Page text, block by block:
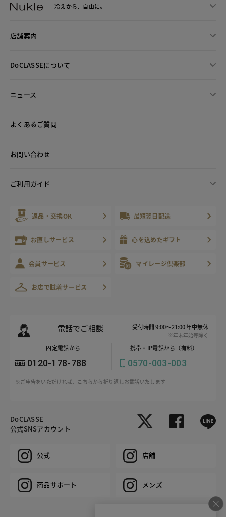
冷えから、 自由に。
店舗案内
DoCLASSEについて
ニュース
よくあるご質問
お問い合わせ
ご利用ガイド
返品・交換OK 最短翌日配送
お直しサービス 心を込めたギフト
会員サービス マイレージ倶楽部
お店で試着サービス
電話でご相談 受付時間 9:00～21:00 年中無休
※年末年始等除く
固定電話から
0120-178-788
携帯・IP電話から（有料）
0570-003-003
※ご申告をいただければ、こちらから折り返しお電話いたします
DoCLASSE
公式SNSアカウント
公式 店舗
商品サポート メンズ